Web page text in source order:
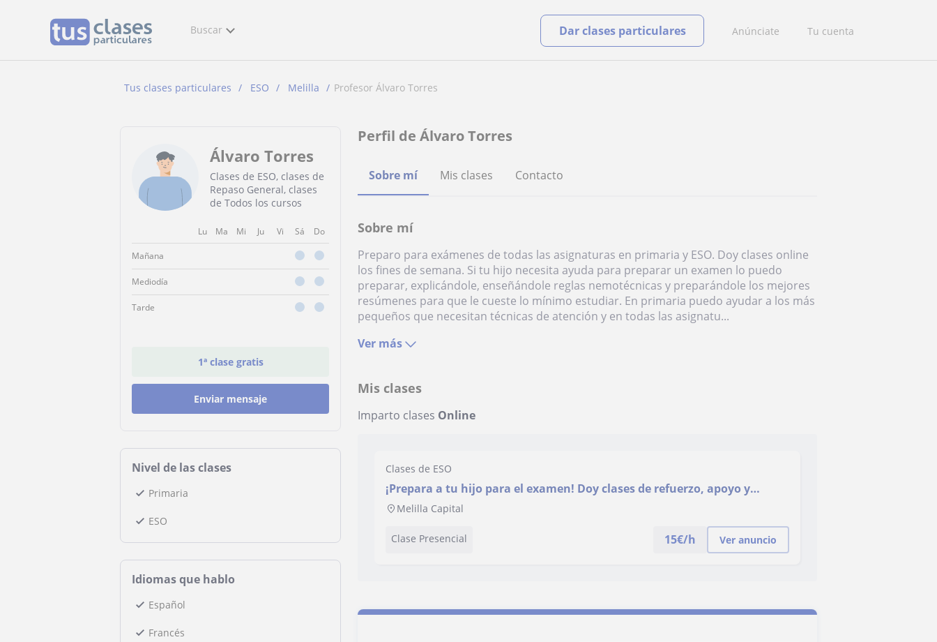
Buscar Anúnciate Tu cuenta
Dar clases particulares
Tus clases particulares ESO Melilla Profesor Álvaro Torres
Álvaro Torres
Clases de ESO, clases de
Repaso General, clases
de Todos los cursos
Lu Ma Mi Ju Vi Sá Do
Mañana
Mediodía
Tarde
1ª clase gratis
Enviar mensaje
Nivel de las clases
Primaria
ESO
Idiomas que hablo
Español
Francés
Perfil de Álvaro Torres
Sobre mí Mis clases Contacto
Sobre mí
Preparo para exámenes de todas las asignaturas en primaria y ESO. Doy clases online
los fines de semana. Si tu hijo necesita ayuda para preparar un examen lo puedo
preparar, explicándole, enseñándole reglas nemotécnicas y preparándole los mejores
resúmenes para que le cueste lo mínimo estudiar. En primaria puedo ayudar a los más
pequeños que necesitan técnicas de atención y en todas las asignatu...
Ver más
Mis clases
Imparto clases Online
Clases de ESO
¡Prepara a tu hijo para el examen! Doy clases de refuerzo, apoyo y
preparación para niños. Escuelas e Institutos
Melilla Capital
Clase Presencial 15€/h Ver anuncio